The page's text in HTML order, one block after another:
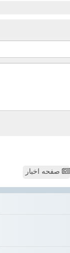
صفحه اخبار